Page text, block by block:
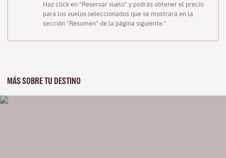
Haz click en “Reservar vuelo” y podrás obtener el precio
para los vuelos seleccionados que se mostrará en la
sección “Resumen” de la página siguiente."
MÁS SOBRE TU DESTINO